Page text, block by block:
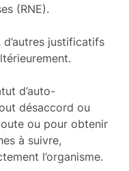
(RNE).
justificatifs
d’auto-
désaccord ou
ou pour obtenir
à suivre,
l’organisme.